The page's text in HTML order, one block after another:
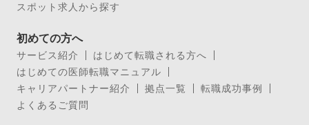
スポット求人から探す
初めての方へ
サービス紹介
はじめて転職される方へ
はじめての医師転職マニュアル
キャリアパートナー紹介
拠点一覧
転職成功事例
よくあるご質問